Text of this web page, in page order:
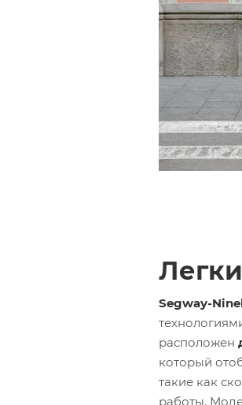
Segway-
расположен
который
такие как
работы.